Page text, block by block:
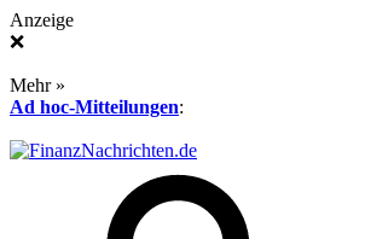
Anzeige
❌
Mehr »
Ad hoc-Mitteilungen: